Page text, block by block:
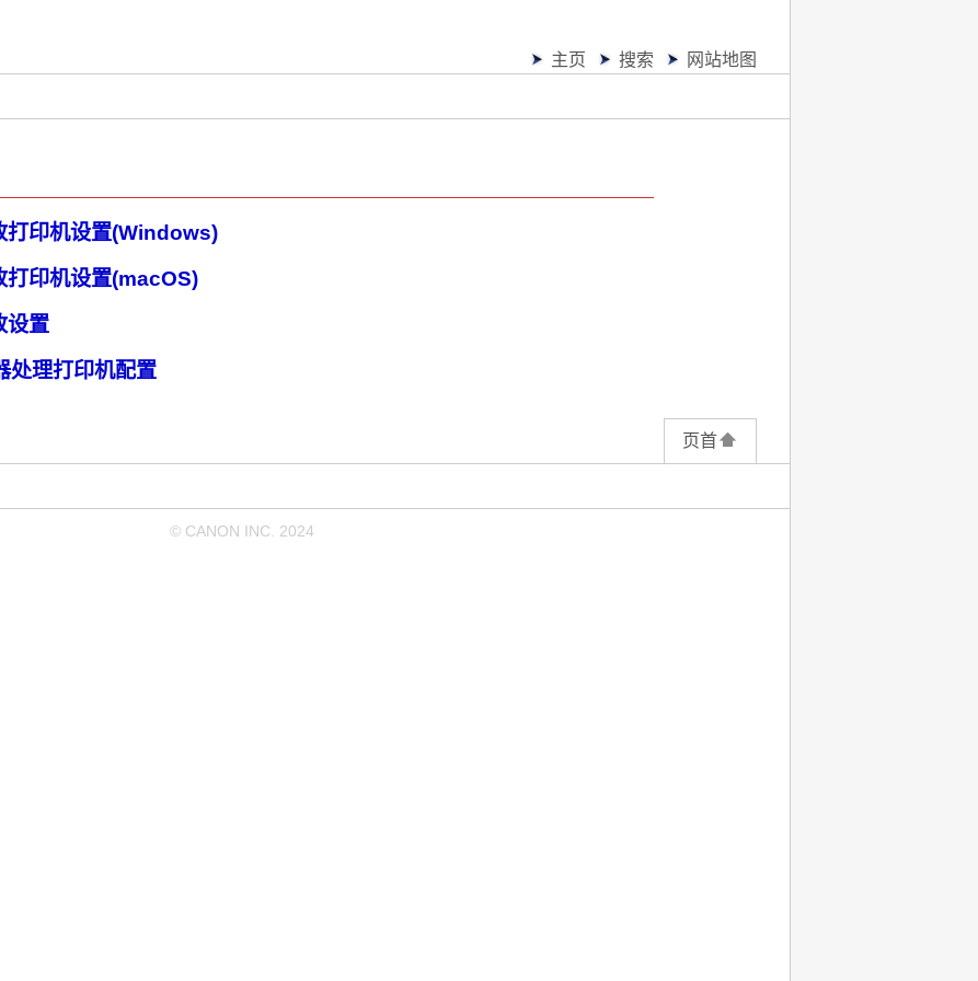
主页 搜索
网站地图
打印机设置(Windows)
打印机设置(macOS)
设置
处理打印机配置
页首
© CANON INC. 2024